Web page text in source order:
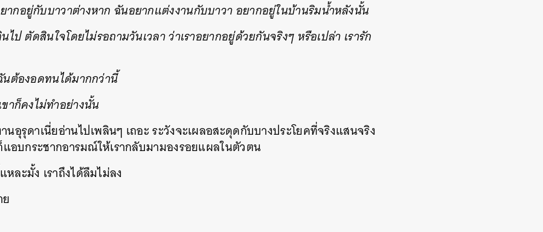
ากอยู่กับบาวาต่างหาก ฉันอยากแต่งงานกับบาวา อยากอยู่ในบ้านริมน้ำหลังนั้น
นไป ตัดสินใจโดยไม่รอถามวันเวลา ว่าเราอยากอยู่ด้วยกันจริงๆ หรือเปล่า เรารัก
นต้องอดทนได้มากกว่านี้
าก็คงไม่ทำอย่างนั้น
นอุรุดาเนี่ยอ่านไปเพลินๆ เถอะ ระวังจะเผลอสะดุดกับบางประโยคที่จริงแสนจริง
อบกระชากอารมณ์ให้เรากลับมามองรอยแผลในตัวตน
ละมั้ง เราถึงได้ลืมไม่ลง